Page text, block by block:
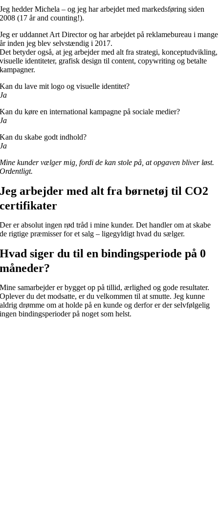
Jeg hedder Michela – og jeg har arbejdet med markedsføring siden
2008 (17 år and counting!).
Jeg er uddannet Art Director og har arbejdet på reklamebureau i mange
år inden jeg blev selvstændig i 2017.
Det betyder også, at jeg arbejder med alt fra strategi, konceptudvikling,
visuelle identiteter, grafisk design til content, copywriting og betalte
kampagner.
Kan du lave mit logo og visuelle identitet?
Ja
Kan du køre en international kampagne på sociale medier?
Ja
Kan du skabe godt indhold?
Ja
Mine kunder vælger mig, fordi de kan stole på, at opgaven bliver løst.
Ordentligt.
Jeg arbejder med alt fra børnetøj til CO2
certifikater
Der er absolut ingen rød tråd i mine kunder. Det handler om at skabe
de rigtige præmisser for et salg – ligegyldigt hvad du sælger.
Hvad siger du til en bindingsperiode på 0
måneder?
Mine samarbejder er bygget op på tillid, ærlighed og gode resultater.
Oplever du det modsatte, er du velkommen til at smutte. Jeg kunne
aldrig drømme om at holde på en kunde og derfor er der selvfølgelig
ingen bindingsperioder på noget som helst.